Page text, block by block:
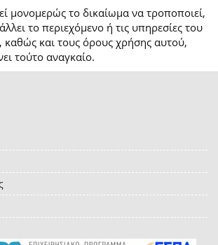
μονομερώς το δικαίωμα να τροποποιεί,
το περιεχόμενο ή τις υπηρεσίες του
καθώς και τους όρους χρήσης αυτού,
τούτο αναγκαίο.